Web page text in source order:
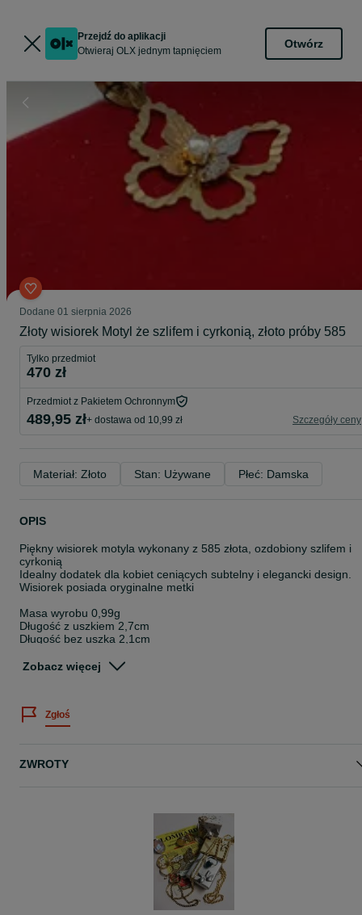
Przejdź do aplikacji
Otwieraj OLX jednym tapnięciem
Otwórz
Dodane 01 sierpnia 2026
Złoty wisiorek Motyl że szlifem i cyrkonią, złoto próby 585
Tylko przedmiot
470 zł
Przedmiot z Pakietem Ochronnym
489,95 zł+ dostawa od 10,99 zł Szczegóły ceny
Materiał: Złoto Stan: Używane Płeć: Damska
OPIS
Piękny wisiorek motyla wykonany z 585 złota, ozdobiony szlifem i
cyrkonią
Idealny dodatek dla kobiet ceniących subtelny i elegancki design.
Wisiorek posiada oryginalne metki
Masa wyrobu 0,99g
Długość z uszkiem 2,7cm
Długość bez uszka 2,1cm
Daszyńskiego 1
Poniedziałek - piątek 9:00-13:00
Zobacz więcej
Zgłoś
ZWROTY